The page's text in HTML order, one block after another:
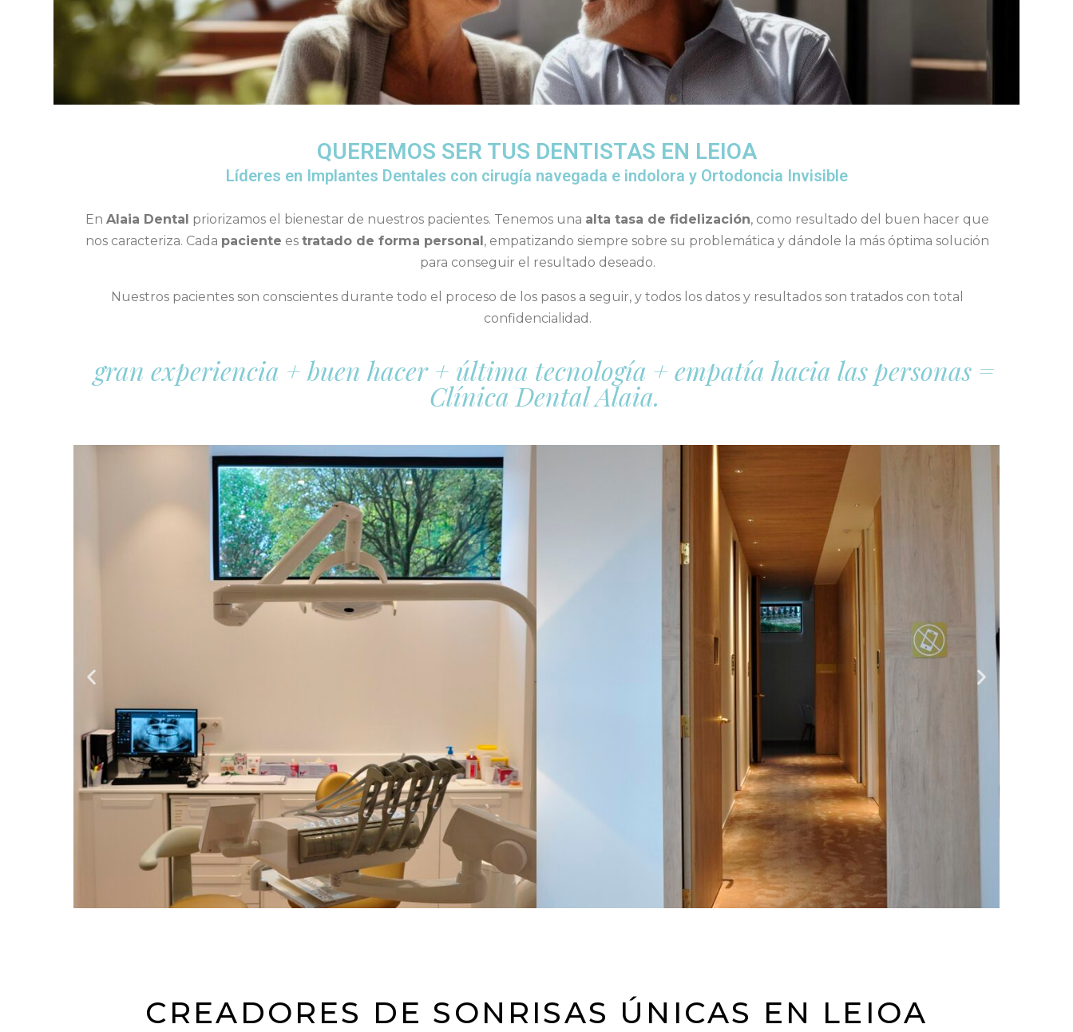
QUEREMOS SER TUS DENTISTAS EN LEIOA
Líderes en Implantes Dentales con cirugía navegada e indolora y Ortodoncia Invisible
En Alaia Dental priorizamos el bienestar de nuestros pacientes. Tenemos una alta tasa de fidelización, como resultado del buen hacer que
nos caracteriza. Cada paciente es tratado de forma personal , empatizando siempre sobre su problemática y dándole la más óptima solución
para conseguir el resultado deseado.
Nuestros pacientes son conscientes durante todo el proceso de los pasos a seguir, y todos los datos y resultados son tratados con total
confidencialidad.
gran experiencia + buen hacer + última tecnología + empatía hacia las personas =
Clínica Dental Alaia.
CREADORES DE SONRISAS ÚNICAS EN LEIOA